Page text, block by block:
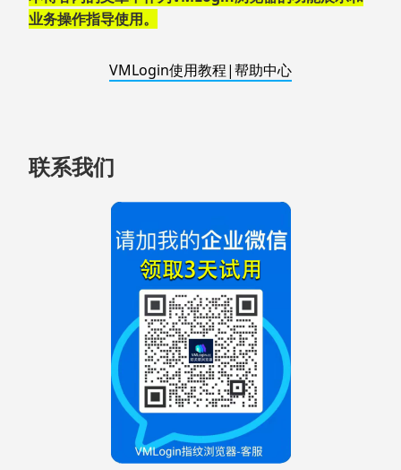
业务操作指导使用。
VMLogin使用教程|帮助中心
联系我们